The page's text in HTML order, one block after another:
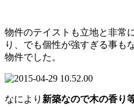
物件のテイストも立地と非常
り、でも個性が強すぎる事も
物件でした。
なにより 新築なので木の香り